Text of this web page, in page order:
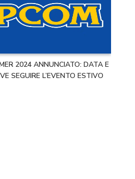
2024 ANNUNCIATO: DATA E
SEGUIRE L’EVENTO ESTIVO